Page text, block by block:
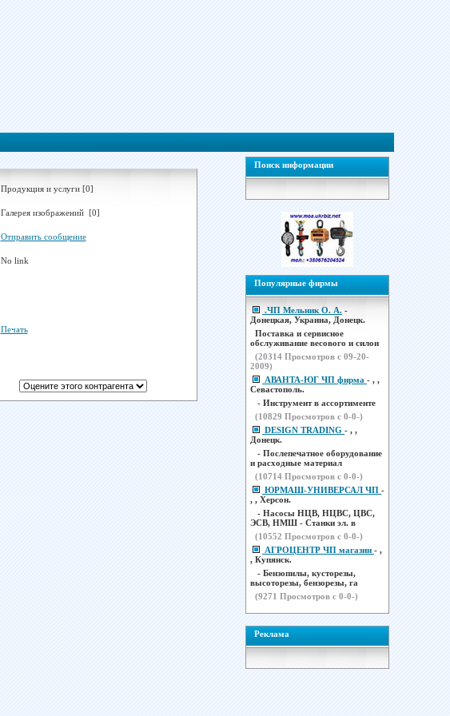
Продукция и услуги [0]
Галерея изображений [0]
Отправить сообщение
No link
Печать
Поиск информации
Популярные фирмы
.ЧП Мельник О. А. -
Донецкая, Украина, Донецк.
Поставка и сервисное
обслуживание весового и силои
(20314 Просмотров с 09-20-
2009)
АВАНТА-ЮГ ЧП фирма - , ,
Севастополь.
- Инструмент в ассортименте
(10829 Просмотров с 0-0-)
DESIGN TRADING - , ,
Донецк.
- Послепечатное оборудование
и расходные материал
(10714 Просмотров с 0-0-)
ЮРМАШ-УНИВЕРСАЛ ЧП -
, , Херсон.
- Насосы НЦВ, НЦВС, ЦВС,
ЭСВ, НМШ - Станки эл. в
(10552 Просмотров с 0-0-)
АГРОЦЕНТР ЧП магазин - ,
, Купянск.
- Бензопилы, кусторезы,
высоторезы, бензорезы, га
(9271 Просмотров с 0-0-)
Реклама